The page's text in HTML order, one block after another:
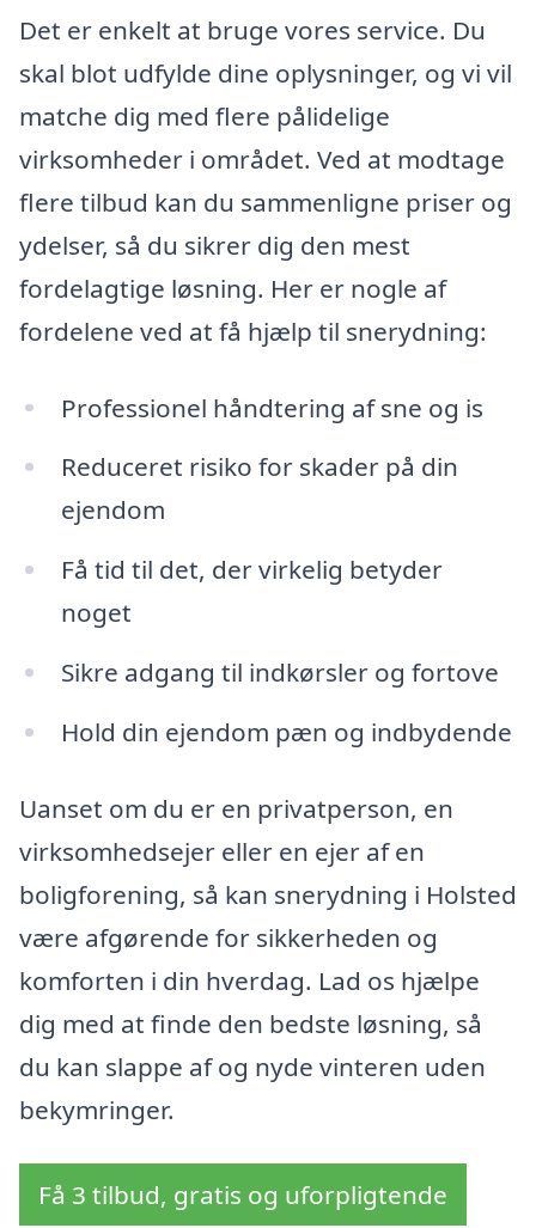
Det er enkelt at bruge vores service. Du
skal blot udfylde dine oplysninger, og vi vil
matche dig med flere pålidelige
virksomheder i området. Ved at modtage
flere tilbud kan du sammenligne priser og
ydelser, så du sikrer dig den mest
fordelagtige løsning. Her er nogle af
fordelene ved at få hjælp til snerydning:
Professionel håndtering af sne og is
Reduceret risiko for skader på din
ejendom
Få tid til det, der virkelig betyder
noget
Sikre adgang til indkørsler og fortove
Hold din ejendom pæn og indbydende
Uanset om du er en privatperson, en
virksomhedsejer eller en ejer af en
boligforening, så kan snerydning i Holsted
være afgørende for sikkerheden og
komforten i din hverdag. Lad os hjælpe
dig med at finde den bedste løsning, så
du kan slappe af og nyde vinteren uden
bekymringer.
Få 3 tilbud, gratis og uforpligtende